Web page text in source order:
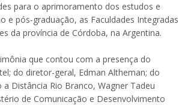
para o aprimoramento dos estudos e
pós-graduação, as Faculdades Integradas
da província de Córdoba, na Argentina.
que contou com a presença do
do diretor-geral, Edman Altheman; do
Distância Rio Branco, Wagner Tadeu
de Comunicação e Desenvolvimento